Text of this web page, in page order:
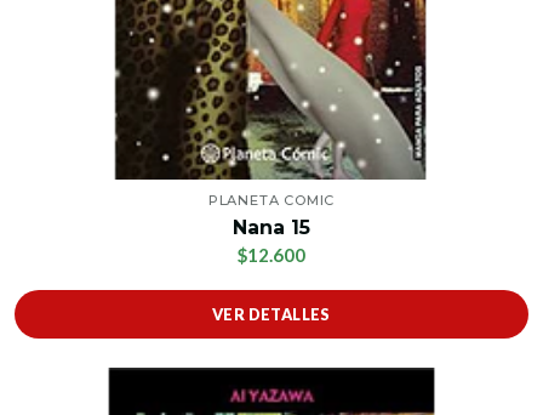
PLANETA COMIC
Nana 15
$12.600
VER DETALLES